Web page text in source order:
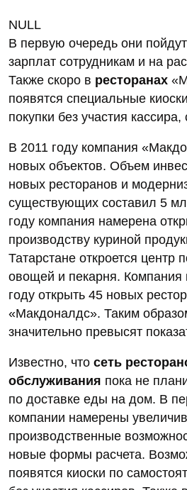
NULL
В первую очередь они
зарплат сотрудникам и на
Также скоро в ресторанах
появятся специальные
покупки без участия
В 2011 году компания
новых объектов. Объем
новых ресторанов и
существующих составил 5
году компания намерена
производству куриной
Татарстане откроется центр
овощей и пекарня. Компания
году открыть 45 новых
«Макдоналдс». Таким
значительно превысят
Известно, что сеть
обслуживания пока не
по доставке еды на дом. В
компании намерены
производственные
новые формы расчета.
появятся киоски по